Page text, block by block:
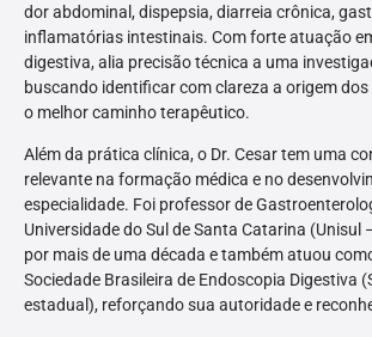
dor abdominal, dispepsia, diarreia crônica,
inflamatórias intestinais. Com forte atuação
digestiva, alia precisão técnica a uma
buscando identificar com clareza a origem
o melhor caminho terapêutico.
Além da prática clínica, o Dr. Cesar tem uma
relevante na formação médica e no
especialidade. Foi professor de
Universidade do Sul de Santa Catarina (Unisul
por mais de uma década e também atuou
Sociedade Brasileira de Endoscopia Digestiva
estadual), reforçando sua autoridade e